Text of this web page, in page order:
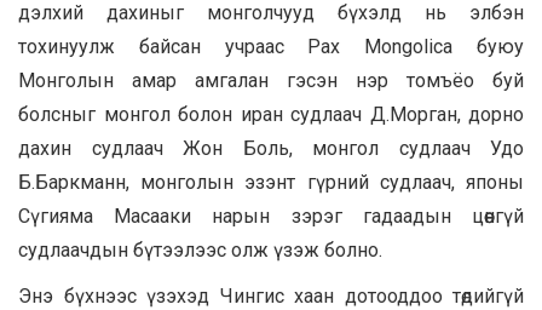
дэлхий дахиныг монголчууд бүхэлд нь элбэн
тохинуулж байсан учраас Pax Mongolica буюу
Монголын амар амгалан гэсэн нэр томъёо буй
болсныг монгол болон иран судлаач Д.Морган, дорно
дахин судлаач Жон Боль, монгол судлаач Удо
Б.Баркманн, монголын эзэнт гүрний судлаач, японы
Сүгияма Масааки нарын зэрэг гадаадын цөөнгүй
судлаачдын бүтээлээс олж үзэж болно.
Энэ бүхнээс үзэхэд Чингис хаан дотооддоо төдийгүй